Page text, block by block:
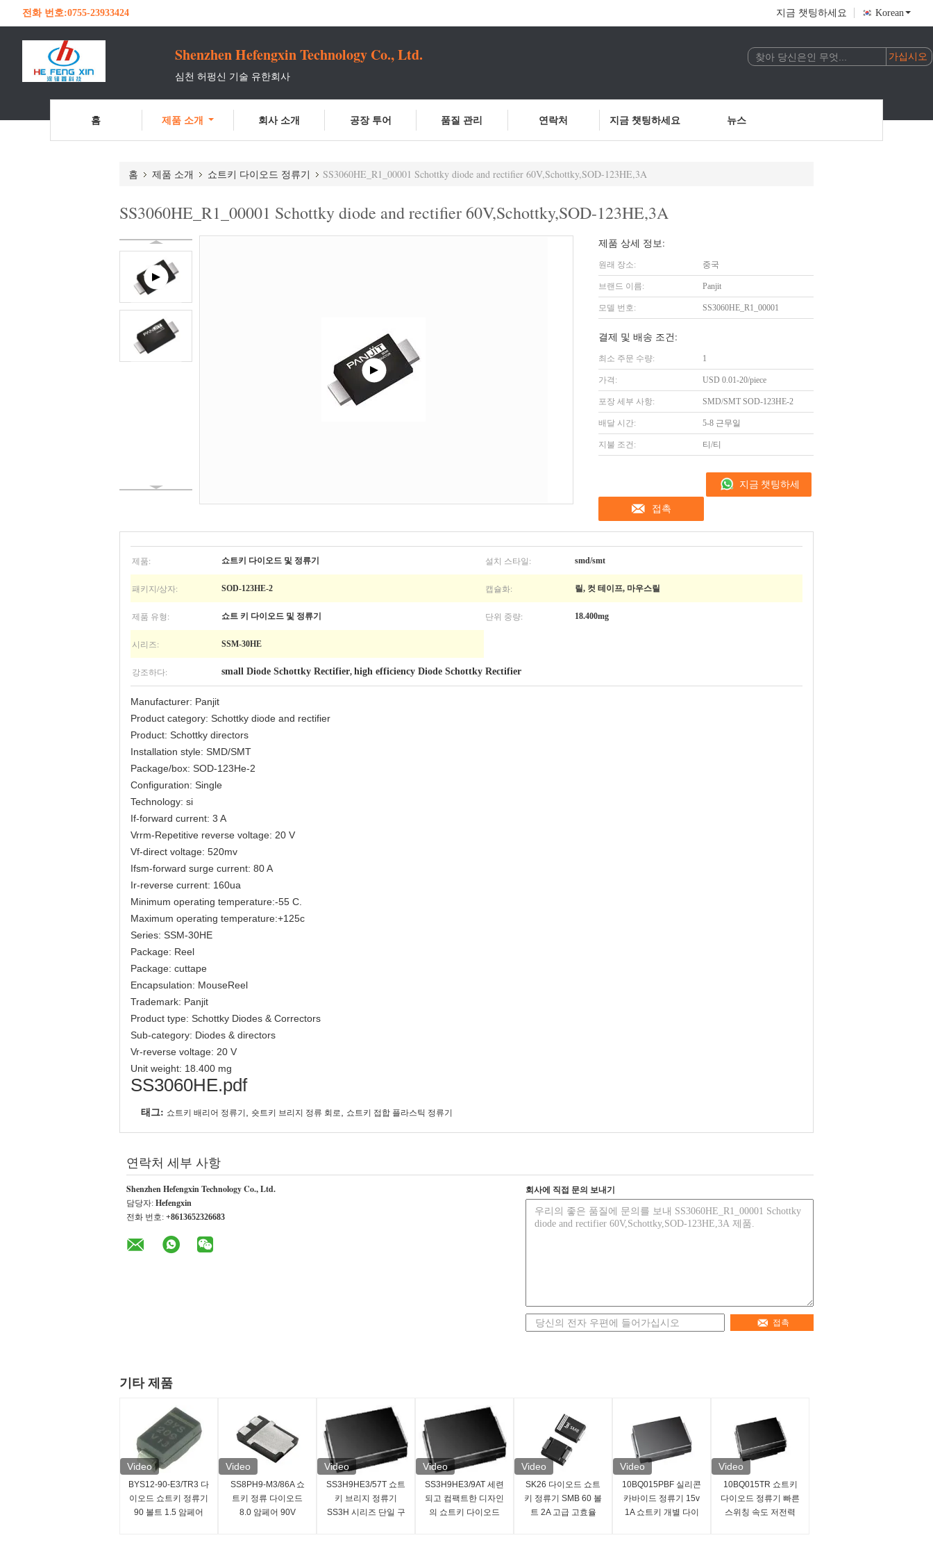
전화 번호:0755-23933424 지금 챗팅하세요 Korean
Shenzhen Hefengxin Technology Co., Ltd.
심천 허펑신 기술 유한회사
홈 제품 소개 회사 소개 공장 투어 품질 관리 연락처 지금 챗팅하세요 뉴스
홈 제품 소개 쇼트키 다이오드 정류기 SS3060HE_R1_00001 Schottky diode and rectifier 60V,Schottky,SOD-123HE,3A
SS3060HE_R1_00001 Schottky diode and rectifier 60V,Schottky,SOD-123HE,3A
제품 상세 정보:
원래 장소: 중국
브랜드 이름: Panjit
모델 번호: SS3060HE_R1_00001
결제 및 배송 조건:
최소 주문 수량: 1
가격: USD 0.01-20/piece
포장 세부 사항: SMD/SMT SOD-123HE-2
배달 시간: 5-8 근무일
지불 조건: 티/티
접촉
지금 챗팅하세
제품: 쇼트키 다이오드 및 정류기 설치 스타일: smd/smt
패키지/상자: SOD-123HE-2 캡슐화: 릴, 컷 테이프, 마우스릴
제품 유형: 쇼트 키 다이오드 및 정류기 단위 중량: 18.400mg
시리즈: SSM-30HE
강조하다: small Diode Schottky Rectifier, high efficiency Diode Schottky Rectifier
Manufacturer: Panjit
Product category: Schottky diode and rectifier
Product: Schottky directors
Installation style: SMD/SMT
Package/box: SOD-123He-2
Configuration: Single
Technology: si
If-forward current: 3 A
Vrrm-Repetitive reverse voltage: 20 V
Vf-direct voltage: 520mv
Ifsm-forward surge current: 80 A
Ir-reverse current: 160ua
Minimum operating temperature:-55 C.
Maximum operating temperature:+125c
Series: SSM-30HE
Package: Reel
Package: cuttape
Encapsulation: MouseReel
Trademark: Panjit
Product type: Schottky Diodes & Correctors
Sub-category: Diodes & directors
Vr-reverse voltage: 20 V
Unit weight: 18.400 mg
SS3060HE.pdf
태그: 쇼트키 배리어 정류기 숏트키 브리지 정류 회로 쇼트키 접합 플라스틱 정류기
연락처 세부 사항
Shenzhen Hefengxin Technology Co., Ltd.
담당자: Hefengxin
전화 번호: +8613652326683
회사에 직접 문의 보내기
접촉
기타 제품
Video
BYS12-90-E3/TR3 다
이오드 쇼트키 정류기
90 볼트 1.5 암페어
Video
SS8PH9-M3/86A 쇼
트키 정류 다이오드
8.0 암페어 90V
Video
SS3H9HE3/57T 쇼트
키 브리지 정류기
SS3H 시리즈 단일 구
Video
SS3H9HE3/9AT 세련
되고 컴팩트한 디자인
의 쇼트키 다이오드
Video
SK26 다이오드 쇼트
키 정류기 SMB 60 볼
트 2A 고급 고효율
Video
10BQ015PBF 실리콘
카바이드 정류기 15v
1A 쇼트키 개별 다이
Video
10BQ015TR 쇼트키
다이오드 정류기 빠른
스위칭 속도 저전력